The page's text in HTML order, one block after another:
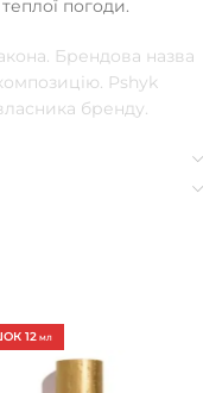
погоди.
Брендова назва
Pshyk
бренду.
12 МЛ